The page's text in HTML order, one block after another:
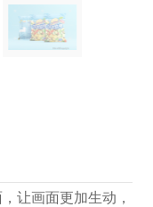
让画面更加生动，